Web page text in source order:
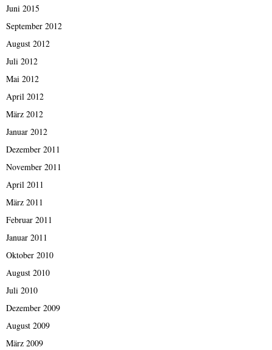
Juni 2015
September 2012
August 2012
Juli 2012
Mai 2012
April 2012
März 2012
Januar 2012
Dezember 2011
November 2011
April 2011
März 2011
Februar 2011
Januar 2011
Oktober 2010
August 2010
Juli 2010
Dezember 2009
August 2009
März 2009